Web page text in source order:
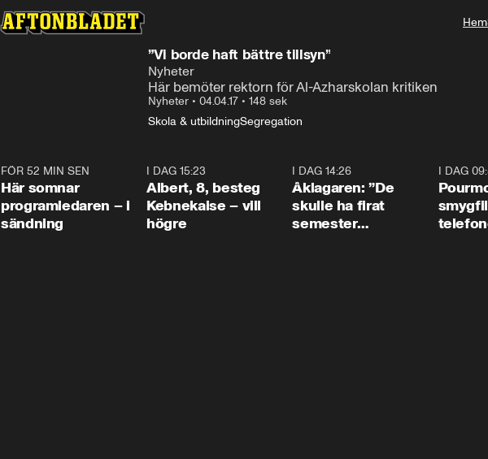
Hem
”Vi borde haft bättre tillsyn”
Nyheter
Här bemöter rektorn för Al-Azharskolan kritiken
Nyheter • 04.04.17 • 148 sek
Skola & utbildningSegregation
FÖR 52 MIN SEN
Här somnar
programledaren – i
sändning
I DAG 15:23
Albert, 8, besteg
Kebnekaise – vill
högre
I DAG 14:26
Åklagaren: ”De
skulle ha firat
semester
I DAG